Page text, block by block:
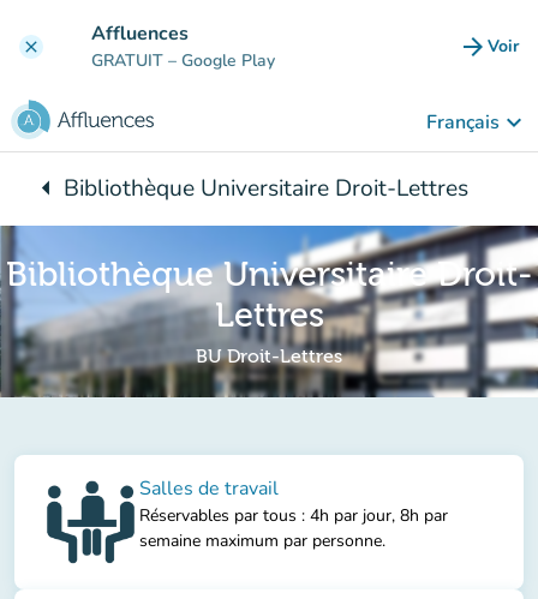
clear Affluences
GRATUIT – Google Play arrow_forward Voir
Français keyboard_arrow_down
arrow_leftRetour à :
Bibliothèque Universitaire Droit-Lettres
Bibliothèque Universitaire Droit-
Lettres
BU Droit-Lettres
Salles de travail
Réservables par tous : 4h par jour, 8h par
semaine maximum par personne.